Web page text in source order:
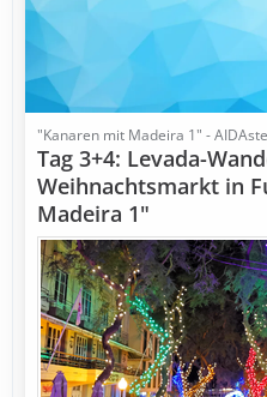
"Kanaren mit Madeira 1" -
Tag 3+4: Levada-
Weihnachtsmarkt in
Madeira 1"